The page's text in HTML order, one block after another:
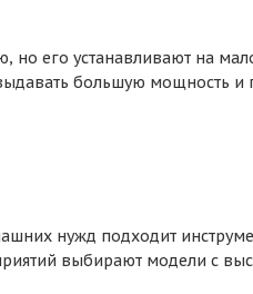
но его устанавливают на
большую мощность и
нужд подходит
выбирают модели с